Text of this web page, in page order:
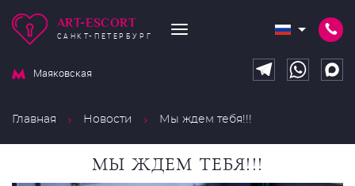
ART-ESCORT
САНКТ-ПЕТЕРБУРГ
Маяковская
Главная Новости Мы ждем тебя!!!
МЫ ЖДЕМ ТЕБЯ!!!